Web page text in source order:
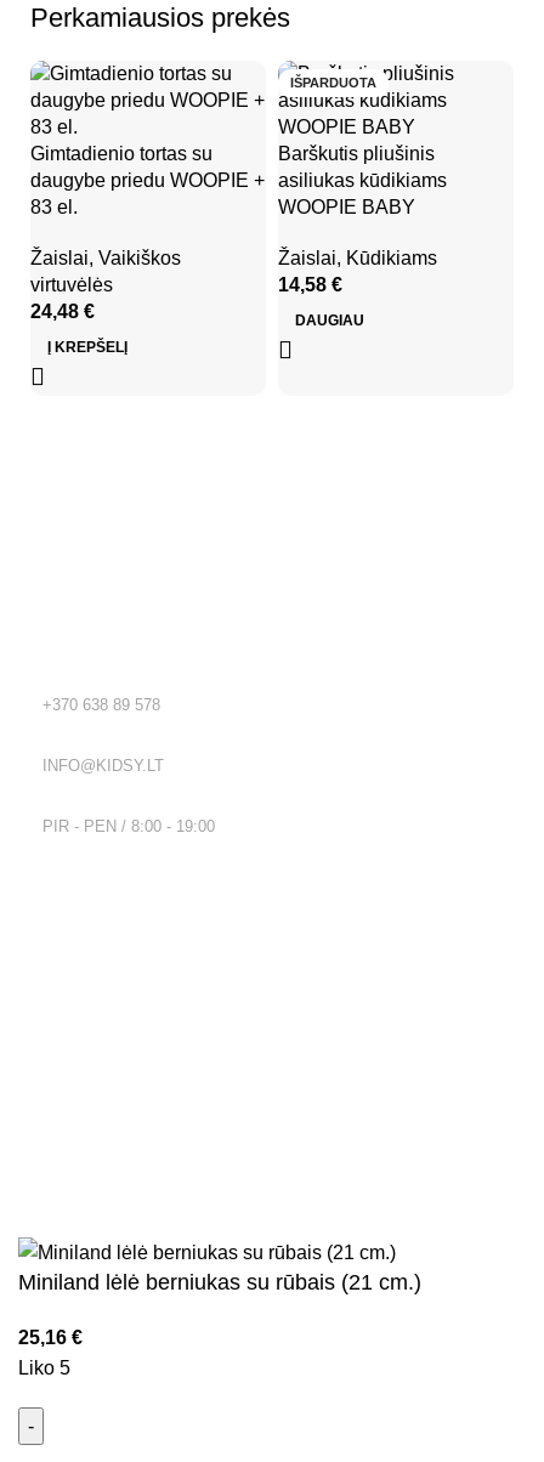
Perkamiausios prekės
Gimtadienio tortas su
daugybe priedu WOOPIE +
83 el.
Žaislai, Vaikiškos
virtuvėlės
24,48 €
Į KREPŠELĮ
IŠPARDUOTA
Barškutis pliušinis
asiliukas kūdikiams
WOOPIE BABY
Žaislai, Kūdikiams
14,58 €
DAUGIAU
+370 638 89 578
INFO@KIDSY.LT
PIR - PEN / 8:00 - 19:00
Miniland lėlė berniukas su rūbais (21 cm.)
25,16 €
Liko 5